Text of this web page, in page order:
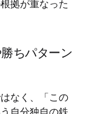
拠が重なった
ちパターン
なく、「この